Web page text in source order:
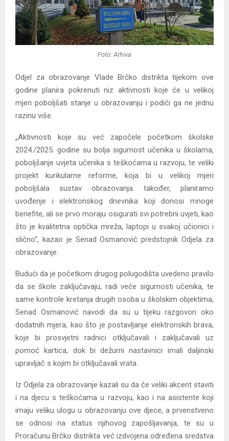
Foto: Arhiva
Odjel za obrazovanje Vlade Brčko distrikta tijekom ove
godine planira pokrenuti niz aktivnosti koje će u velikoj
mjeri poboljšati stanje u obrazovanju i podići ga ne jednu
razinu više.
„Aktivnosti koje su već započele početkom školske
2024./2025. godine su bolja sigurnost učenika u školama,
poboljšanje uvjeta učenika s teškoćama u razvoju, te veliki
projekt kurikularne reforme, koja bi u velikoj mjeri
poboljšala sustav obrazovanja. također, planiramo
uvođenje i elektronskog dnevnika koji donosi mnoge
benefite, ali se prvo moraju osigurati svi potrebni uvjeti, kao
što je kvalitetna optička mreža, laptopi u svakoj učionici i
slično“, kazao je Senad Osmanović predstojnik Odjela za
obrazovanje.
Budući da je početkom drugog polugodišta uvedeno pravilo
da se škole zaključavaju, radi veće sigurnosti učenika, te
same kontrole kretanja drugih osoba u školskim objektima,
Senad Osmanović navodi da su u tijeku razgovori oko
dodatnih mjera, kao što je postavljanje elektronskih brava,
koje bi prosvjetni radnici otključavali i zaključavali uz
pomoć kartica, dok bi dežurni nastavnici imali daljinski
upravljač s kojim bi otključavali vrata.
Iz Odjela za obrazovanje kazali su da će veliki akcent staviti
i na djecu s teškoćama u razvoju, kao i na asistente koji
imaju veliku ulogu u obrazovanju ove djece, a prvenstveno
se odnosi na status njihovog zapošljavanja, te su u
Proračunu Brčko distrikta već izdvojena određena sredstva